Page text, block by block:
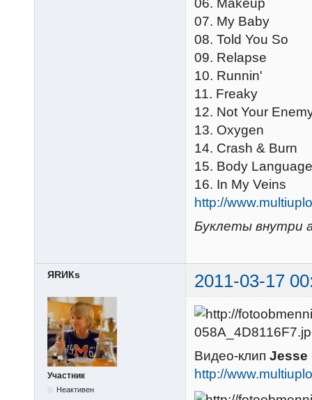
06. Makeup
07. My Baby
08. Told You So
09. Relapse
10. Runnin'
11. Freaky
12. Not Your
13. Oxygen
14. Crash & Burn
15. Body Language
16. In My Veins
http://
Буклеты внутри
ЯRИКs 2011-03-17
Участник
Неактивен
Видео-клип Jesse
http://